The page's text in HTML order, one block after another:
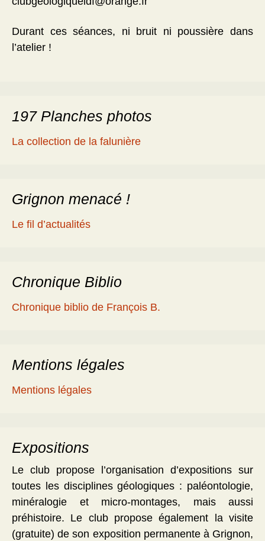
Durant ces séances, ni bruit ni poussière dans
l’atelier !
197 Planches photos
La collection de la falunière
Grignon menacé !
Le fil d’actualités
Chronique Biblio
Chronique biblio de François B.
Mentions légales
Mentions légales
Expositions
Le club propose l’organisation d’expositions sur
toutes les disciplines géologiques : paléontologie,
minéralogie et micro-montages, mais aussi
préhistoire. Le club propose également la visite
(gratuite) de son exposition permanente à Grignon,